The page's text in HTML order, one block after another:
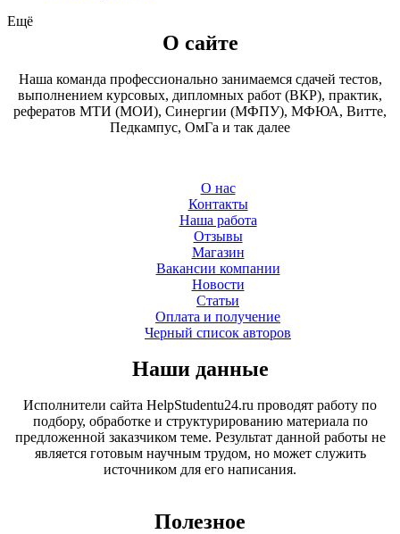
Ещё
О сайте
Наша команда профессионально занимаемся сдачей тестов,
выполнением курсовых, дипломных работ (ВКР), практик,
рефератов МТИ (МОИ), Синергии (МФПУ), МФЮА, Витте,
Педкампус, ОмГа и так далее
О нас
Контакты
Наша работа
Отзывы
Магазин
Вакансии компании
Новости
Статьи
Оплата и получение
Черный список авторов
Наши данные
Исполнители сайта HelpStudentu24.ru проводят работу по
подбору, обработке и структурированию материала по
предложенной заказчиком теме. Результат данной работы не
является готовым научным трудом, но может служить
источником для его написания.
Полезное